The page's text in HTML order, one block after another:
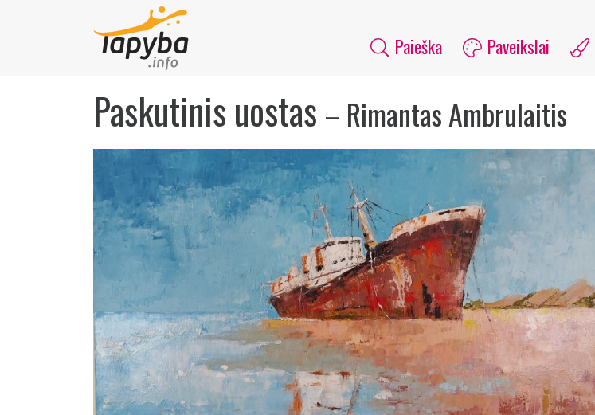
Paieška Paveikslai
Paskutinis uostas – Rimantas Ambrulaitis